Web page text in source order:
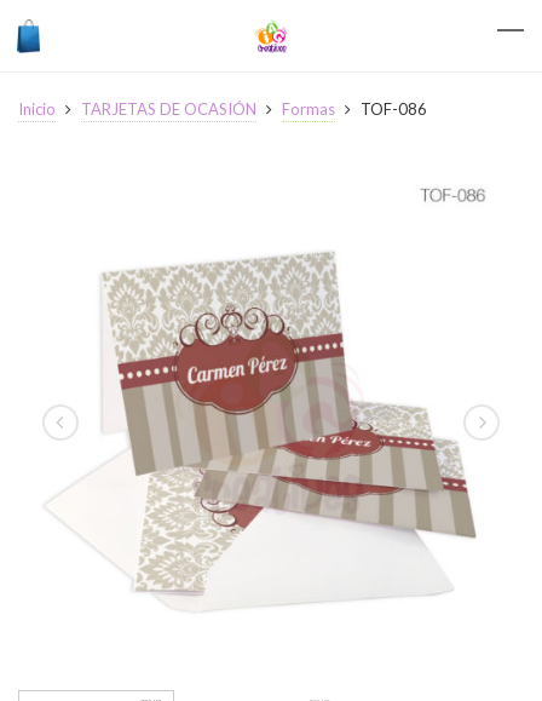
Inicio TARJETAS DE OCASIÓN Formas TOF-086